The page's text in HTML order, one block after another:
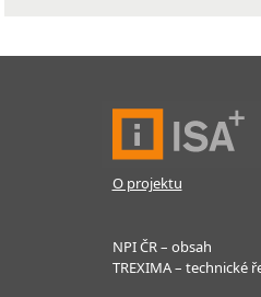
O projektu
NPI ČR – obsah
TREXIMA – technické